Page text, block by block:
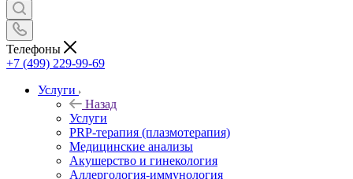
Телефоны
+7 (499) 229-99-69
Услуги
Назад
Услуги
PRP-терапия (плазмотерапия)
Медицинские анализы
Акушерство и гинекология
Аллергология-иммунология